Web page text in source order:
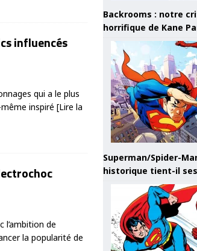
influencés
qui a le plus
inspiré [Lire la
l’ambition de
la popularité de
Backrooms : notre
horrifique de Kane
Superman/Spider-
historique tient-il